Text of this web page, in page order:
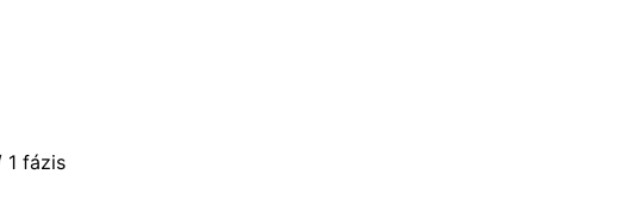
1 fázis